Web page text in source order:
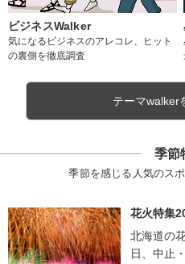
ビジネスWalker
気になるビジネスのアレコレ、ヒット
の裏側を徹底調査
テーマwalker
季節
季節を感じる人気のス
花火特集
北海道の
日、中止